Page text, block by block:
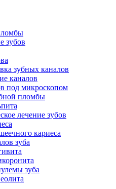
зубов
зубных каналов
каналов
под микроскопом
пломбы
лечение зубов
кариеса
зуба
зуба